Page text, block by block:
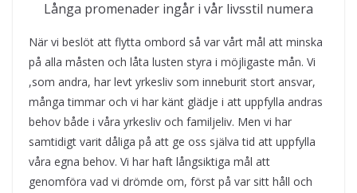
Långa promenader ingår i vår livsstil numera
När vi beslöt att flytta ombord så var vårt mål att minska
på alla måsten och låta lusten styra i möjligaste mån. Vi
,som andra, har levt yrkesliv som inneburit stort ansvar,
många timmar och vi har känt glädje i att uppfylla andras
behov både i våra yrkesliv och familjeliv. Men vi har
samtidigt varit dåliga på att ge oss själva tid att uppfylla
våra egna behov. Vi har haft långsiktiga mål att
genomföra vad vi drömde om, först på var sitt håll och